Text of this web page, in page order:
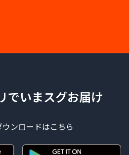
でいまスグお届け
ンロードはこちら